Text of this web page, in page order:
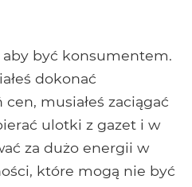
aby być konsumentem.
dokonać
musiałeś zaciągać
ulotki z gazet i w
za dużo energii w
które mogą nie być